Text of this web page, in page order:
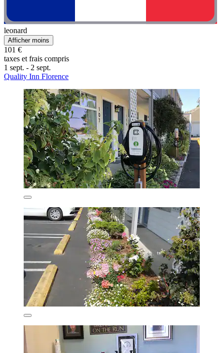
leonard
Afficher moins
101 €
taxes et frais compris
1 sept. - 2 sept.
Quality Inn Florence